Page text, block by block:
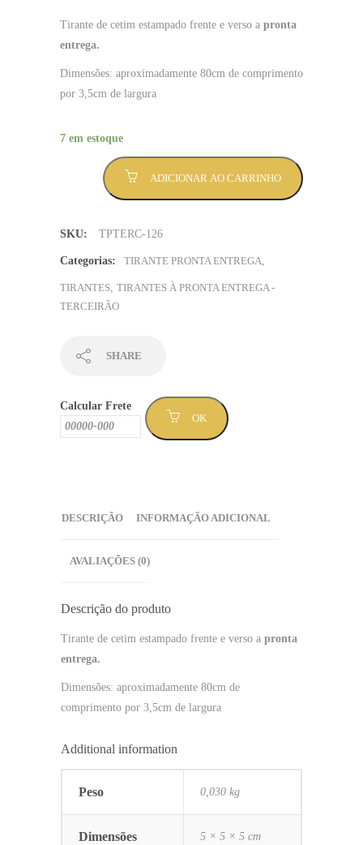
Tirante de cetim estampado frente e verso a pronta
entrega.
Dimensões: aproximadamente 80cm de comprimento
por 3,5cm de largura
7 em estoque
Terceirão
azul
com
em
contorno
(TPTERC-
126
ADICIONAR AO CARRINHO
SKU: TPTERC-126
Categorias: TIRANTE PRONTA ENTREGA
TIRANTES TIRANTES À PRONTA ENTREGA -
TERCEIRÃO
SHARE
Calcular Frete
OK
DESCRIÇÃO INFORMAÇÃO ADICIONAL
AVALIAÇÕES (0)
Descrição do produto
Tirante de cetim estampado frente e verso a pronta
entrega.
Dimensões: aproximadamente 80cm de
comprimento por 3,5cm de largura
Additional information
Peso 0,030 kg
Dimensões 5 × 5 × 5 cm